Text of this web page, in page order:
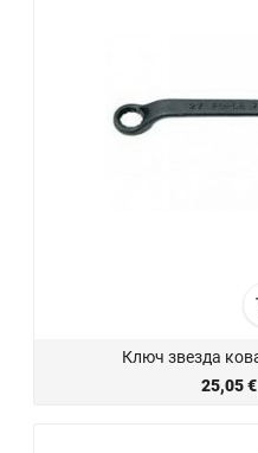
Ключ звезда
25,05 €